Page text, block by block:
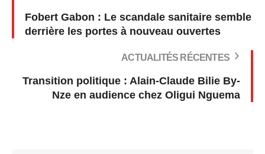
Fobert Gabon : Le scandale sanitaire semble
derrière les portes à nouveau ouvertes
ACTUALITÉS RÉCENTES
Transition politique : Alain-Claude Bilie By-
Nze en audience chez Oligui Nguema